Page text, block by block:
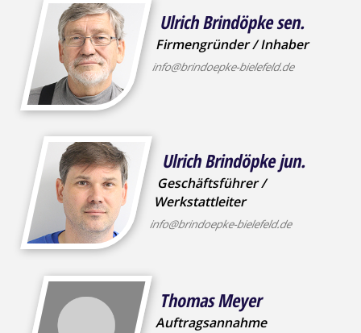
Ulrich Brindöpke sen.
Firmengründer / Inhaber
info@brindoepke-bielefeld.de
Ulrich Brindöpke jun.
Geschäftsführer /
Werkstattleiter
info@brindoepke-bielefeld.de
Thomas Meyer
Auftragsannahme